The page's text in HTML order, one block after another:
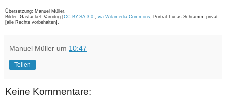
Übersetzung: Manuel Müller.
Bilder: Gasfackel: Varodrig [CC BY-SA 3.0], via Wikimedia Commons; Porträt Lucas Schramm: privat
[alle Rechte vorbehalten].
Manuel Müller um 10:47
Teilen
Keine Kommentare: